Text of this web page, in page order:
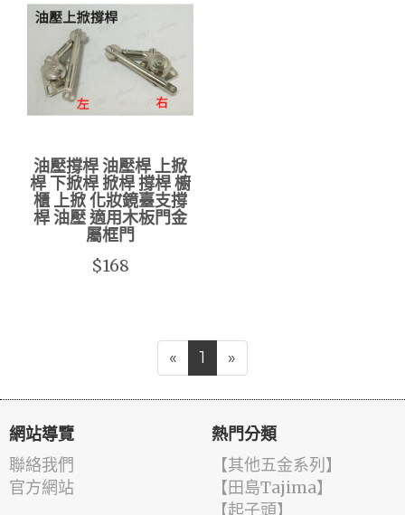
油壓撐桿 油壓桿 上掀
桿 下掀桿 掀桿 撐桿 櫥
櫃 上掀 化妝鏡臺支撐
桿 油壓 適用木板門金
屬框門
$168
« 1 »
網站導覽
聯絡我們
官方網站
熱門分類
【其他五金系列】
【田島Tajima】
【起子頭】